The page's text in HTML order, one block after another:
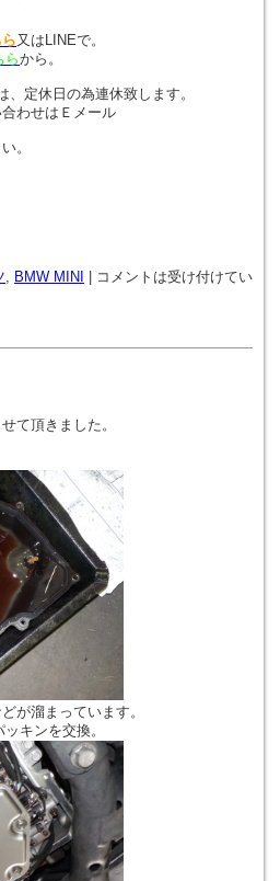
又はLINEで。
らから。
定休日の為連休致します。
合わせはＥメール
。
BMW MINI | コメントは受け付けてい
て頂きました。
が溜まっています。
キンを交換。